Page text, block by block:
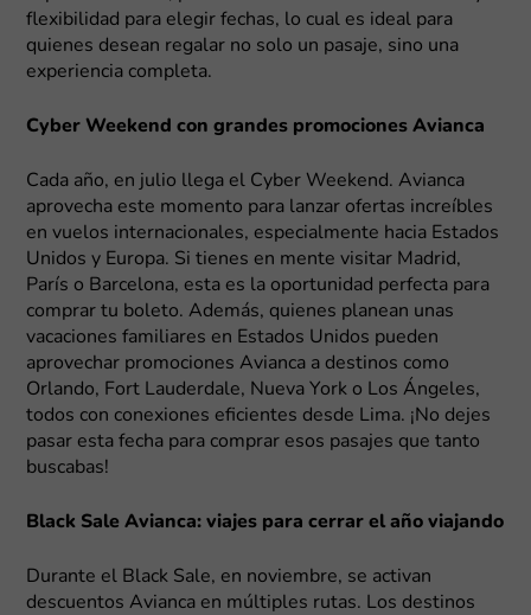
flexibilidad para elegir fechas, lo cual es ideal para
quienes desean regalar no solo un pasaje, sino una
experiencia completa.
Cyber Weekend con grandes promociones Avianca
Cada año, en julio llega el Cyber Weekend. Avianca
aprovecha este momento para lanzar ofertas increíbles
en vuelos internacionales, especialmente hacia Estados
Unidos y Europa. Si tienes en mente visitar Madrid,
París o Barcelona, esta es la oportunidad perfecta para
comprar tu boleto. Además, quienes planean unas
vacaciones familiares en Estados Unidos pueden
aprovechar promociones Avianca a destinos como
Orlando, Fort Lauderdale, Nueva York o Los Ángeles,
todos con conexiones eficientes desde Lima. ¡No dejes
pasar esta fecha para comprar esos pasajes que tanto
buscabas!
Black Sale Avianca: viajes para cerrar el año viajando
Durante el Black Sale, en noviembre, se activan
descuentos Avianca en múltiples rutas. Los destinos